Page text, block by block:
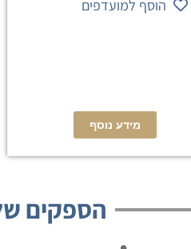
הוסף למועדפים
מידע נוסף
הספקים